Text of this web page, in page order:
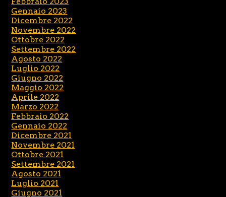
Gennaio 2023
Dicembre 2022
Novembre 2022
Ottobre 2022
Settembre 2022
Agosto 2022
Luglio 2022
Giugno 2022
Maggio 2022
Aprile 2022
Marzo 2022
Febbraio 2022
Gennaio 2022
Dicembre 2021
Novembre 2021
Ottobre 2021
Settembre 2021
Agosto 2021
Luglio 2021
Giugno 2021